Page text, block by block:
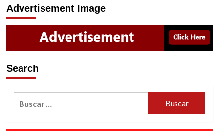
SUPERVISAN
SEGUNDA
ETAPA
DE
CARRETERA
CHILILLOS-
Advertisement Image
Search